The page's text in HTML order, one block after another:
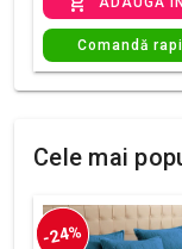
Comandă
Cele mai
-24%